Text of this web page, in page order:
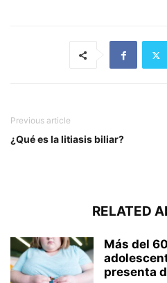
Previous article
¿Qué es la litiasis biliar?
RELATED
Más del
presenta